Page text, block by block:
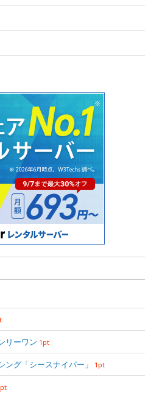
リーワン 1pt
グ「シースナイパー」 1pt